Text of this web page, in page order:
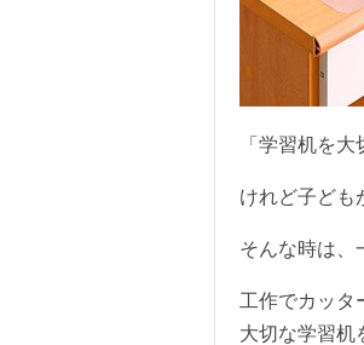
「学習机を
けれど子ども
そんな時は、
工作でカッタ
大切な学習机